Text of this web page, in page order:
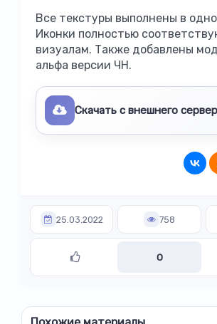
Все текстуры выполнены в
Иконки полностью
визуалам. Также добавлены
альфа версии ЧН.
Скачать с внешнего
25.03.2022 758
0